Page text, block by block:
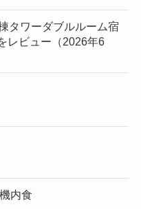
タワーダブルルーム宿
レビュー（2026年6
内食